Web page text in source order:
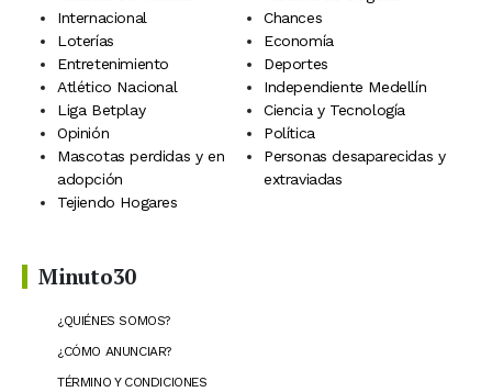
Internacional
Chances
Loterías
Economía
Entretenimiento
Deportes
Atlético Nacional
Independiente Medellín
Liga Betplay
Ciencia y Tecnología
Opinión
Política
Mascotas perdidas y en
adopción
Personas desaparecidas y
extraviadas
Tejiendo Hogares
Minuto30
¿QUIÉNES SOMOS?
¿CÓMO ANUNCIAR?
TÉRMINO Y CONDICIONES